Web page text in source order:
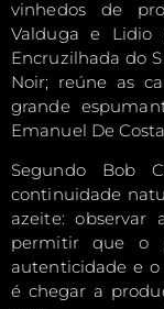
vinhedos de
Valduga e Lidio
Encruzilhada do
Noir; reúne as
grande
Emanuel De
Segundo Bob
continuidade
azeite:
permitir que o
autenticidade e
é chegar a